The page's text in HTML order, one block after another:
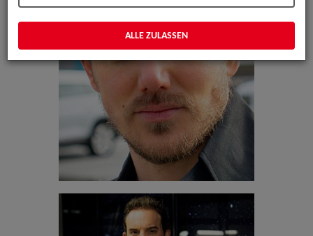
ALLE ZULASSEN